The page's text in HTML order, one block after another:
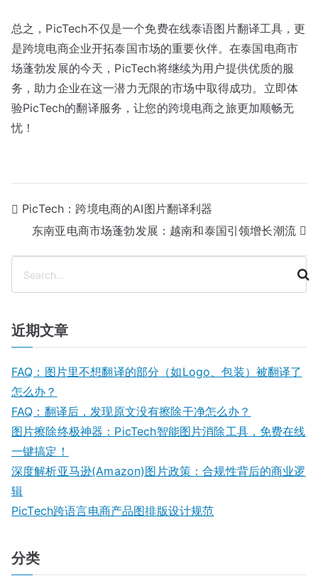
总之，PicTech不仅是一个免费在线泰语图片翻译工具，更
是跨境电商企业开拓泰国市场的重要伙伴。在泰国电商市
场蓬勃发展的今天，PicTech将继续为用户提供优质的服
务，助力企业在这一潜力无限的市场中取得成功。立即体
验PicTech的翻译服务，让您的跨境电商之旅更加顺畅无
忧！
文
章
导
航
PicTech：跨境电商的AI图片翻译利器
东南亚电商市场蓬勃发展：越南和泰国引领增长潮流
近期文章
FAQ：图片里不想翻译的部分（如Logo、包装）被翻译了
怎么办？
FAQ：翻译后，发现原文没有擦除干净怎么办？
图片擦除终极神器：PicTech智能图片消除工具，免费在线
一键搞定！
深度解析亚马逊(Amazon)图片政策：合规性背后的商业逻
辑
PicTech跨语言电商产品图排版设计规范
分类